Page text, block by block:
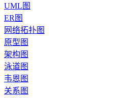
UML图
ER图
网络拓扑图
原型图
架构图
泳道图
韦恩图
关系图